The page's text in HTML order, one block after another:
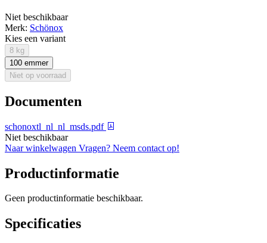
Niet beschikbaar
Merk: Schönox
Kies een variant
8 kg
100 emmer
Niet op voorraad
Documenten
schonoxtl_nl_nl_msds.pdf
Niet beschikbaar
Naar winkelwagen Vragen? Neem contact op!
Productinformatie
Geen productinformatie beschikbaar.
Specificaties